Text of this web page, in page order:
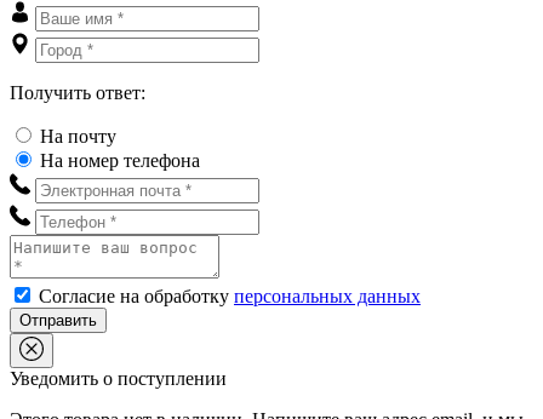
Получить ответ:
На почту
На номер телефона
Согласие на обработку персональных данных
Отправить
Уведомить о поступлении